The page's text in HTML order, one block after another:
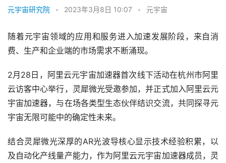
元宇宙研究院 • 2023年3月8日 10:07 • 元宇宙
随着元宇宙领域的应用和服务进入加速发展阶段，来自消
费、生产和企业端的市场需求不断涌现。
2月28日，阿里云元宇宙加速器首次线下活动在杭州市阿里
云访客中心举行，灵犀微光受邀参加，并正式加入阿里云元
宇宙加速器，与在场各类型生态伙伴结识交流，共同探寻元
宇宙无限可能中的确定性未来。
结合灵犀微光深厚的AR光波导核心显示技术经验积累，以
及自动化产线量产能力，作为阿里云元宇宙加速器成员，灵